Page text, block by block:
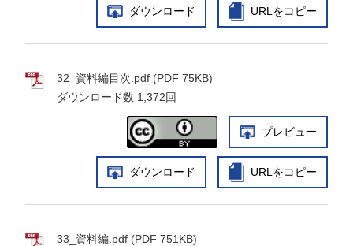
ダウンロード URLをコピー
32_資料編目次.pdf (PDF 75KB)
ダウンロード数 1,372回
プレビュー
ダウンロード URLをコピー
33_資料編.pdf (PDF 751KB)